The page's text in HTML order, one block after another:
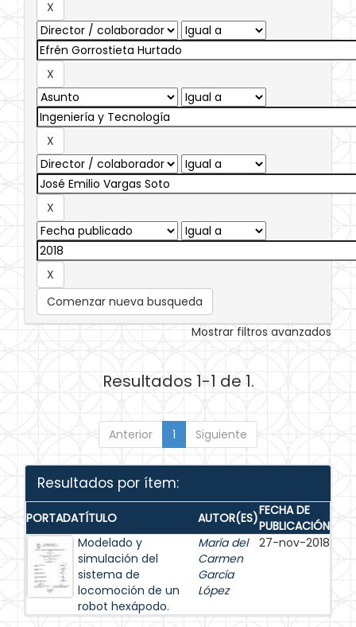
Comenzar nueva busqueda
Mostrar filtros avanzados
Resultados 1-1 de 1.
Anterior 1 Siguiente
Resultados por ítem:
PORTADATÍTULO AUTOR(ES)FECHA DE
PUBLICACIÓN
Modelado y
simulación del
sistema de
locomoción de un
robot hexápodo.
María del
Carmen
García
López
27-nov-2018